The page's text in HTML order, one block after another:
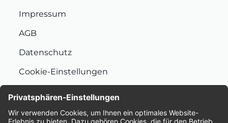
Impressum
AGB
Datenschutz
Cookie-Einstellungen